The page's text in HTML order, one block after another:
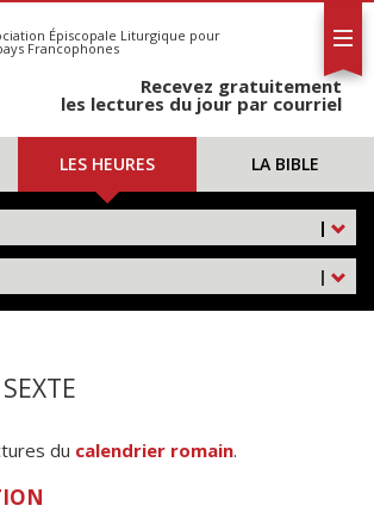
Épiscopale Liturgique pour
Francophones
Recevez gratuitement
les lectures du jour par courriel
LES HEURES LA BIBLE
|
|
du calendrier romain.